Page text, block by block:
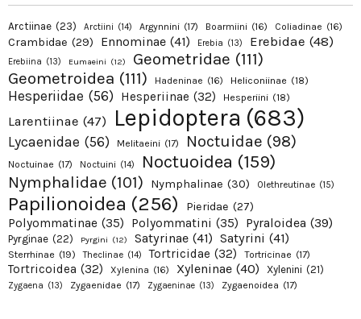
Arctiinae (23) Arctiini (14) Argynnini (17) Boarmiini (16) Coliadinae (16)
Crambidae (29) Ennominae (41) Erebia (13) Erebidae (48)
Erebiina (13) Eumaeini (12) Geometridae (111)
Geometroidea (111) Hadeninae (16) Heliconiinae (18)
Hesperiidae (56) Hesperiinae (32) Hesperiini (18)
Larentiinae (47) Lepidoptera (683)
Lycaenidae (56) Melitaeini (17) Noctuidae (98)
Noctuinae (17) Noctuini (14) Noctuoidea (159)
Nymphalidae (101) Nymphalinae (30) Olethreutinae (15)
Papilionoidea (256) Pieridae (27)
Polyommatinae (35) Polyommatini (35) Pyraloidea (39)
Pyrginae (22) Pyrgini (12) Satyrinae (41) Satyrini (41)
Sterrhinae (19) Theclinae (14) Tortricidae (32) Tortricinae (17)
Tortricoidea (32) Xylenina (16) Xyleninae (40) Xylenini (21)
Zygaena (13) Zygaenidae (17) Zygaeninae (13) Zygaenoidea (17)